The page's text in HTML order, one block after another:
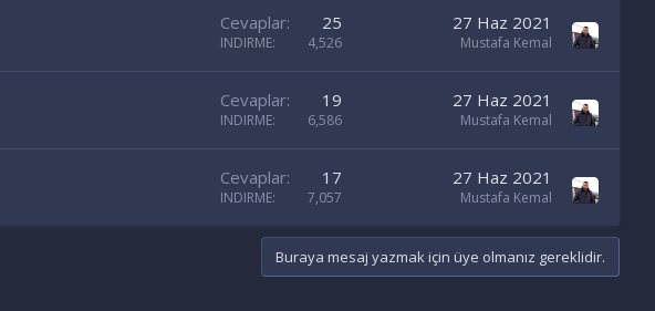
Cevaplar 25
INDIRME 4,526
27 Haz 2021
Mustafa Kemal
Cevaplar 19
INDIRME 6,586
27 Haz 2021
Mustafa Kemal
Cevaplar 17
INDIRME 7,057
27 Haz 2021
Mustafa Kemal
Buraya mesaj yazmak için üye olmanız gereklidir.